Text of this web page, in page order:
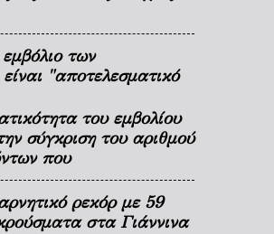
των
"αποτελεσματικό
του εμβολίου
σύγκριση του αριθμού
που
ρεκόρ με 59
στα Γιάννινα